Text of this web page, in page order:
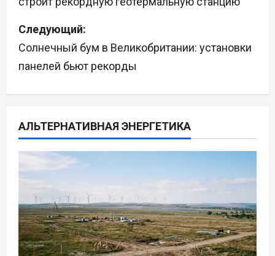
в
и
г
и
я
о
з
Следующий:
Солнечный бум в Великобритании: установки
панелей бьют рекорды
АЛЬТЕРНАТИВНАЯ ЭНЕРГЕТИКА